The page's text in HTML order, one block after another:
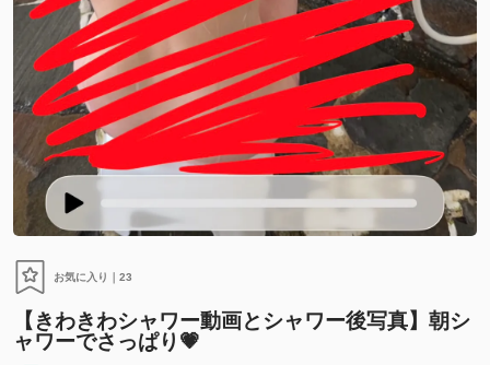
お気に入り｜ 23
【きわきわシャワー動画とシャワー後写真】朝シ
ャワーでさっぱり💗